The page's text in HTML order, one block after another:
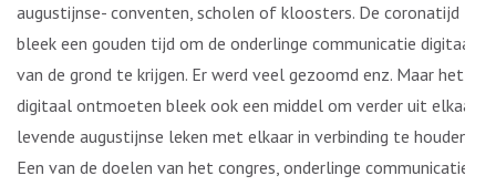
augustijnse- conventen, scholen of kloosters. De coronatijd
bleek een gouden tijd om de onderlinge communicatie digitaal
van de grond te krijgen. Er werd veel gezoomd enz. Maar het
digitaal ontmoeten bleek ook een middel om verder uit elkaar
levende augustijnse leken met elkaar in verbinding te houden.
Een van de doelen van het congres, onderlinge communicatie